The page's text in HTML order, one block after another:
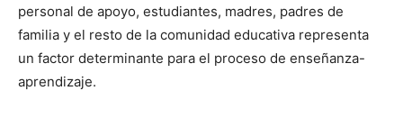
personal de apoyo, estudiantes, madres, padres de
familia y el resto de la comunidad educativa representa
un factor determinante para el proceso de enseñanza-
aprendizaje.